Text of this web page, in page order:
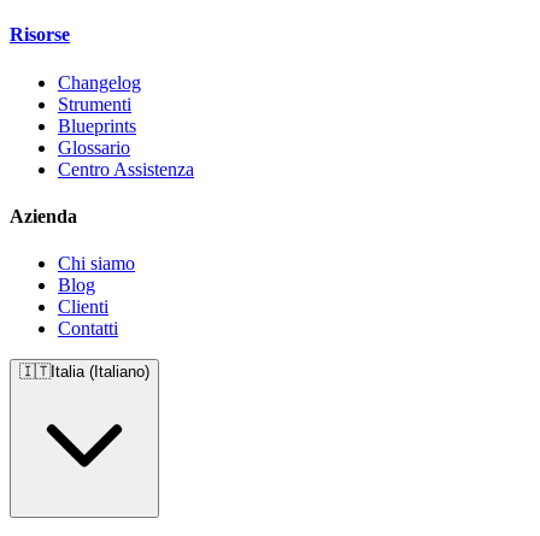
Risorse
Changelog
Strumenti
Blueprints
Glossario
Centro Assistenza
Azienda
Chi siamo
Blog
Clienti
Contatti
🇮🇹Italia (Italiano)